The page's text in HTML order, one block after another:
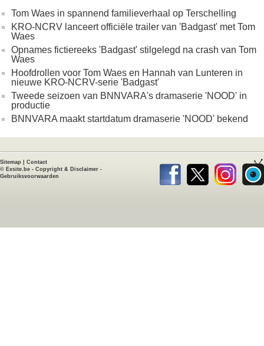
Tom Waes in spannend familieverhaal op Terschelling
KRO-NCRV lanceert officiële trailer van 'Badgast' met Tom
Waes
Opnames fictiereeks 'Badgast' stilgelegd na crash van Tom
Waes
Hoofdrollen voor Tom Waes en Hannah van Lunteren in
nieuwe KRO-NCRV-serie 'Badgast'
Tweede seizoen van BNNVARA's dramaserie 'NOOD' in
productie
BNNVARA maakt startdatum dramaserie 'NOOD' bekend
Sitemap
Contact
© Exsite.be - Copyright & Disclaimer -
Gebruiksvoorwaarden